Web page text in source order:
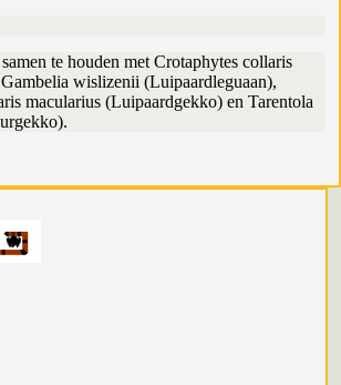
te houden met Crotaphytes collaris
wislizenii (Luipaardleguaan),
macularius (Luipaardgekko) en Tarentola